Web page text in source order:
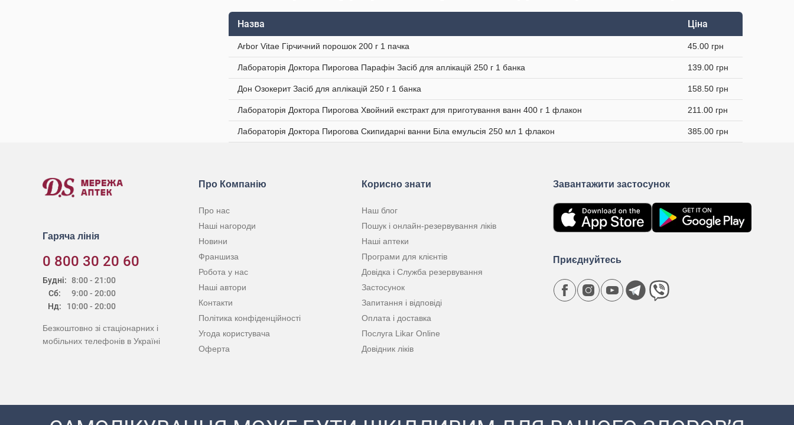
Назва Ціна
Arbor Vitae Гірчичний порошок 200 г 1 пачка 45.00 грн
Лабораторія Доктора Пирогова Парафін Засіб для аплікацій 250 г 1 банка 139.00 грн
Дон Озокерит Засіб для аплікацій 250 г 1 банка 158.50 грн
Лабораторія Доктора Пирогова Хвойний екстракт для приготування ванн 400 г 1 флакон 211.00 грн
Лабораторія Доктора Пирогова Скипидарні ванни Біла емульсія 250 мл 1 флакон 385.00 грн
Гаряча лінія
0 800 30 20 60
Будні:
Сб:
Нд:
8:00 - 21:00
9:00 - 20:00
10:00 - 20:00
Безкоштовно зі стаціонарних і
мобільних телефонів в Україні
Про Компанію
Про нас
Наші нагороди
Новини
Франшиза
Робота у нас
Наші автори
Контакти
Політика конфіденційності
Угода користувача
Оферта
Корисно знати
Наш блог
Пошук і онлайн-резервування ліків
Наші аптеки
Програми для клієнтів
Довідка і Служба резервування
Застосунок
Запитання і відповіді
Оплата і доставка
Послуга Likar Online
Довідник ліків
Завантажити застосунок
Приєднуйтесь